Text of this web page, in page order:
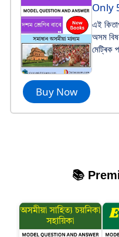
Buy Now
Only
এই
অসম
মেট্ৰিক
📚